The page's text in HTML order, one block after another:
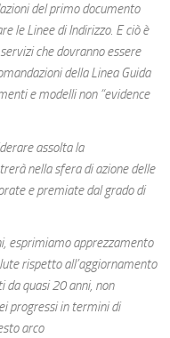
del primo documento
le Linee di Indirizzo. E ciò è
che dovranno essere
della Linea Guida
e modelli non “evidence
assolta la
nella sfera di azione delle
e premiate dal grado di
esprimiamo apprezzamento
rispetto all’aggiornamento
da quasi 20 anni, non
progressi in termini di
arco